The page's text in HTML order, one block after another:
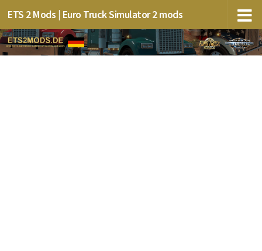
ETS 2 Mods | Euro Truck Simulator 2 mods